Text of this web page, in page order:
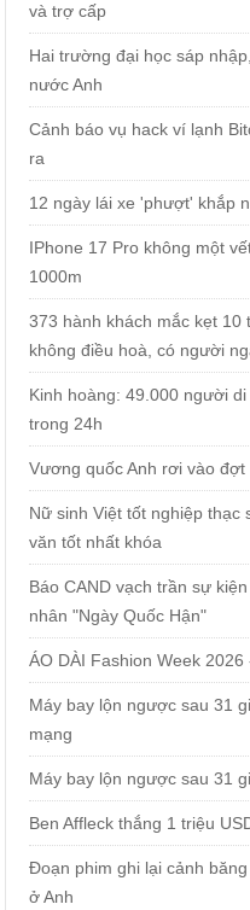
và trợ cấp
Hai trường đại học sáp
nước Anh
Cảnh báo vụ hack ví lạnh
ra
12 ngày lái xe 'phượt' khắp
IPhone 17 Pro không một
1000m
373 hành khách mắc kẹt
không điều hoà, có người
Kinh hoàng: 49.000 người
trong 24h
Vương quốc Anh rơi vào
Nữ sinh Việt tốt nghiệp thạc
văn tốt nhất khóa
Báo CAND vạch trần sự
nhân "Ngày Quốc Hận"
ÁO DÀI Fashion Week
Máy bay lộn ngược sau 31
mạng
Máy bay lộn ngược sau 31
Ben Affleck thắng 1 triệu
Đoạn phim ghi lại cảnh
ở Anh